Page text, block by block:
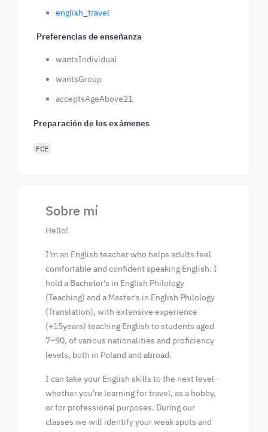
english_travel
Preferencias de enseñanza
wantsIndividual
wantsGroup
acceptsAgeAbove21
Preparación de los exámenes
FCE
Sobre mí
Hello!
I’m an English teacher who helps adults feel
comfortable and confident speaking English. I
hold a Bachelor's in English Philology
(Teaching) and a Master's in English Philology
(Translation), with extensive experience
(+15years) teaching English to students aged
7–90, of various nationalities and proficiency
levels, both in Poland and abroad.
I can take your English skills to the next level—
whether you're learning for travel, as a hobby,
or for professional purposes. During our
classes we will identify your weak spots and